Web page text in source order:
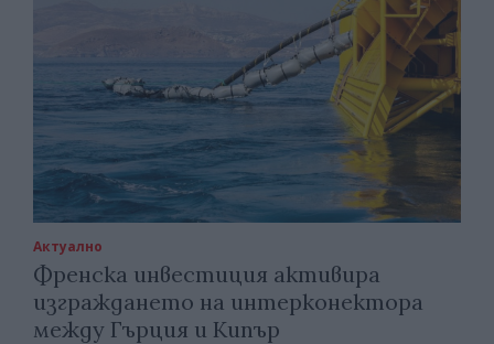
Актуално
Френска инвестиция активира
изграждането на интерконектора
между Гърция и Кипър